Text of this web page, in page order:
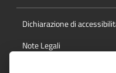
Dichiarazione di
Note Legali